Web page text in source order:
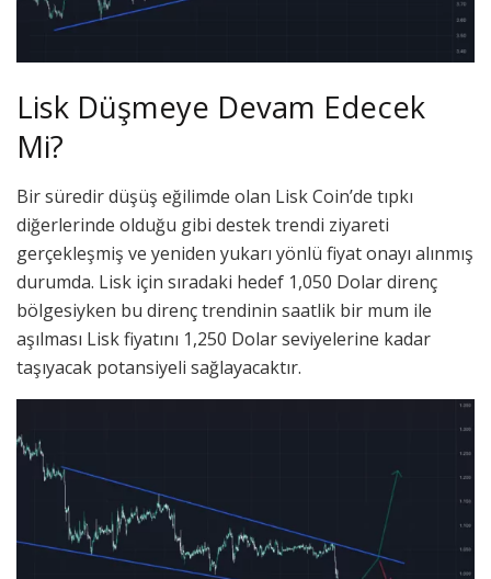
Lisk Düşmeye Devam Edecek
Mi?
Bir süredir düşüş eğilimde olan Lisk Coin’de tıpkı
diğerlerinde olduğu gibi destek trendi ziyareti
gerçekleşmiş ve yeniden yukarı yönlü fiyat onayı alınmış
durumda. Lisk için sıradaki hedef 1,050 Dolar direnç
bölgesiyken bu direnç trendinin saatlik bir mum ile
aşılması Lisk fiyatını 1,250 Dolar seviyelerine kadar
taşıyacak potansiyeli sağlayacaktır.